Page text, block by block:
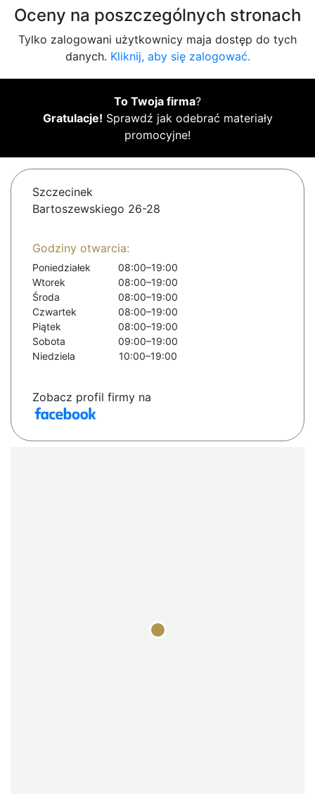
Oceny na poszczególnych stronach
Tylko zalogowani użytkownicy maja dostęp do tych
danych. Kliknij, aby się zalogować.
To Twoja firma?
Gratulacje! Sprawdź jak odebrać materiały
promocyjne!
Szczecinek
Bartoszewskiego 26-28
Godziny otwarcia:
Poniedziałek
08:00–19:00
Wtorek
08:00–19:00
Środa
08:00–19:00
Czwartek
08:00–19:00
Piątek
08:00–19:00
Sobota
09:00–19:00
Niedziela
10:00–19:00
Zobacz profil firmy na